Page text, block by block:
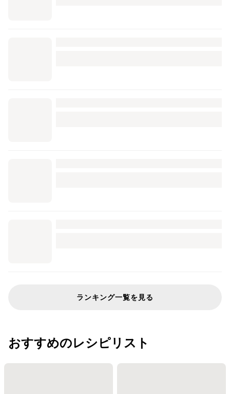
ランキング一覧を見る
おすすめのレシピリスト